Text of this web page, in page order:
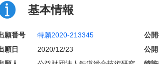
基本情報
願番号 特願2020-213345 公
願日
2020/12/23 公開